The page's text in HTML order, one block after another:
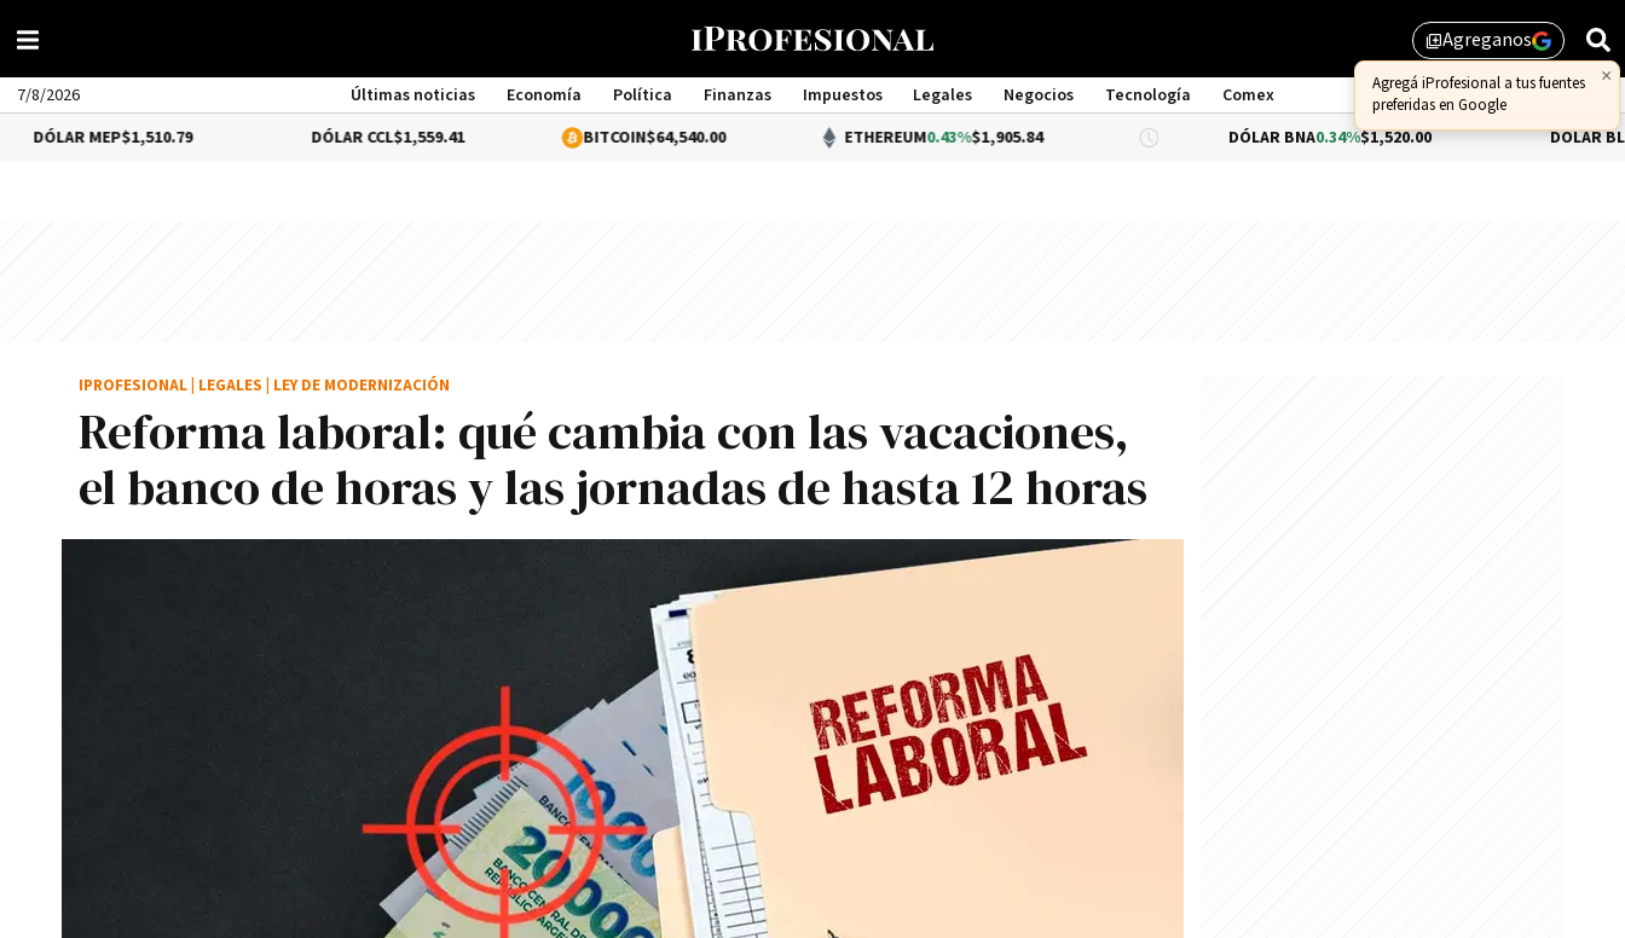
library_addAgreganos
7/8/2026 Últimas noticias Economía Política Finanzas Impuestos Legales Negocios Tecnología
Comex
Management
MEP$1,510.79 DÓLAR CCL$1,559.41 BITCOIN$64,540.00 ETHEREUM0.43%$1,905.84 DÓLAR BNA0.34% $1,520.00 DÓLAR BLUE
Reforma laboral: qué cambia con las vacaciones,
el banco de horas y las jornadas de hasta 12 horas
IPROFESIONAL LEGALES LEY DE MODERNIZACIÓN